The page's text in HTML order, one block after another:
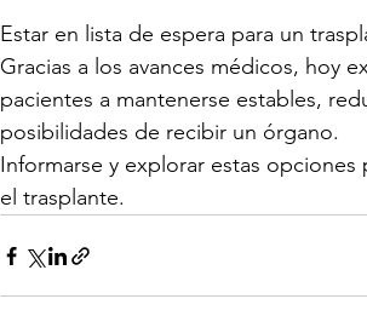
Estar en lista de espera para un
Gracias a los avances médicos, hoy
pacientes a mantenerse estables,
posibilidades de recibir un órgano.
Informarse y explorar estas
el trasplante.